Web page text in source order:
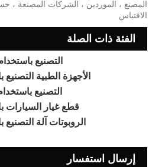
المصنع ، الموردين ، الشركات المصنعة ،
الاقتباس
الفئة ذات الصلة
التصنيع
الأجهزة الطبية
التصنيع
قطع غيار السيارات
الروبوتات آلة
إرسال استفسار